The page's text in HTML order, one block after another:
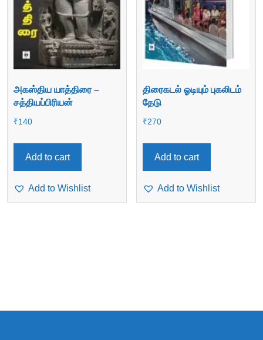
அகஸ்திய யாத்திரை –
சத்தியப்பிரியன்
₹140
Add to cart
Add to Wishlist
திரைகடல் ஓடியும் புகலிடம்
தேடு
₹270
Add to cart
Add to Wishlist